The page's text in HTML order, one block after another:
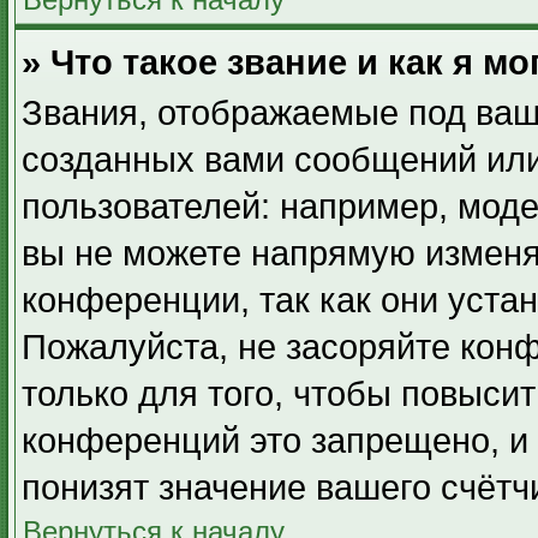
» Что такое звание и как я
Звания, отображаемые под
созданных вами сообщений
пользователей: например,
вы не можете напрямую
конференции, так как они
Пожалуйста, не засоряйте
только для того, чтобы
конференций это запрещено,
понизят значение вашего
Вернуться к началу